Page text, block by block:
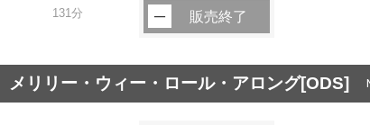
131分 販売終了
メリリー・ウィー・ロール・アロング[ODS]